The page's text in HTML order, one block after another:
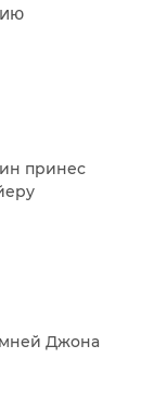
принес
Джона